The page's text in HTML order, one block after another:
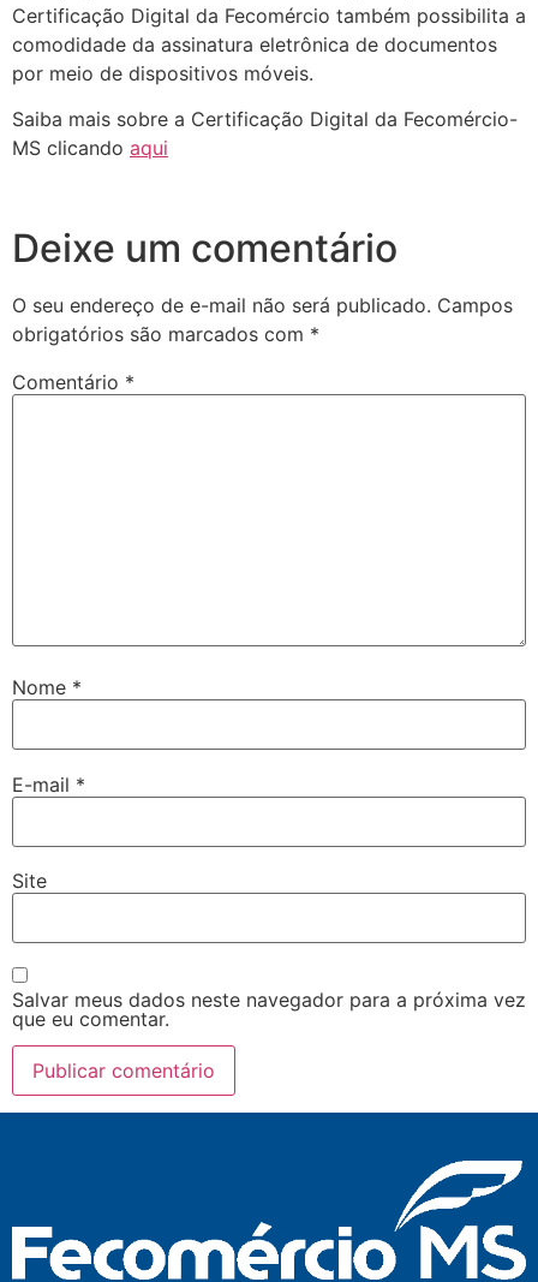
Certificação Digital da Fecomércio também possibilita a
comodidade da assinatura eletrônica de documentos
por meio de dispositivos móveis.
Saiba mais sobre a Certificação Digital da Fecomércio-
MS clicando aqui
Deixe um comentário
O seu endereço de e-mail não será publicado. Campos
obrigatórios são marcados com *
Comentário *
Nome *
E-mail *
Site
Salvar meus dados neste navegador para a próxima vez
que eu comentar.